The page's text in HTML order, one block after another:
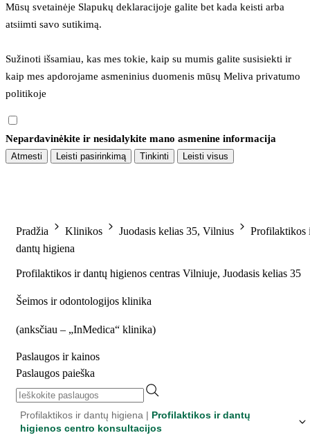
Mūsų svetainėje Slapukų deklaracijoje galite bet kada keisti arba
atsiimti savo sutikimą.
Sužinoti išsamiau, kas mes tokie, kaip su mumis galite susisiekti ir
kaip mes apdorojame asmeninius duomenis mūsų Meliva privatumo
politikoje
Nepardavinėkite ir nesidalykite mano asmenine informacija
Atmesti Leisti pasirinkimą Tinkinti Leisti visus
Pradžia Klinikos Juodasis kelias 35, Vilnius
Profilaktikos
dantų higiena
Profilaktikos ir dantų higienos centras Vilniuje, Juodasis kelias 35
Šeimos ir odontologijos klinika
(anksčiau – „InMedica“ klinika)
Paslaugos ir kainos
Paslaugos paieška
Profilaktikos ir dantų higiena | Profilaktikos ir dantų
higienos centro konsultacijos